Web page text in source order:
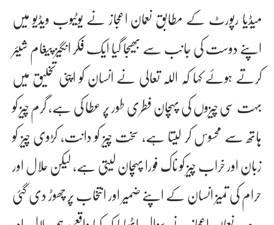
میڈیا رپورٹ کے مطابق نعمان اعجاز نے یوٹیوب ویڈیو میں
اپنے دوست کی جانب سے بھیجا گیا ایک فکر انگیز پیغام شیئر
کرتے ہوئے کہا کہ اللہ تعالی نے انسان کو اپنی تخلیق میں
بہت سی چیزوں کی پہچان فطری طور پر عطا کی ہے، گرم چیز کو
ہاتھ سے محسوس کر لیتا ہے، سخت چیز کو دانت، کڑوی چیز کو
زبان اور خراب چیز کو ناک فورا پہچان لیتی ہے، لیکن حلال اور
حرام کی تمیز انسان کے اپنے ضمیر اور انتخاب پر چھوڑ دی گئی